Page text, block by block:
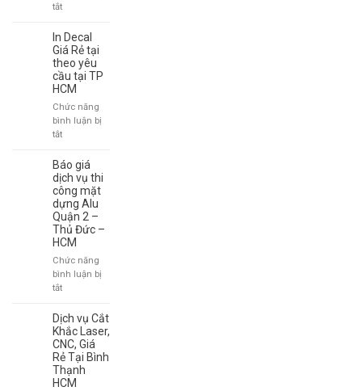
tắtở
Hiệu
Chữ
Nổi
Đẹp
|
Thiết
Kế
Chuyên
Nghiệp
In Decal
Giá Rẻ tại
theo yêu
cầu tại TP
HCM
Chức năng
bình luận bị
tắtở
Decal
Giá
Rẻ
tại
theo
yêu
cầu
tại
TP
HCM
Báo giá
dịch vụ thi
công mặt
dựng Alu
Quận 2 –
Thủ Đức –
HCM
Chức năng
bình luận bị
tắtở
giá
dịch
vụ
thi
công
mặt
Dịch vụ Cắt
Khắc Laser,
CNC, Giá
Rẻ Tại Bình
Thạnh
HCM